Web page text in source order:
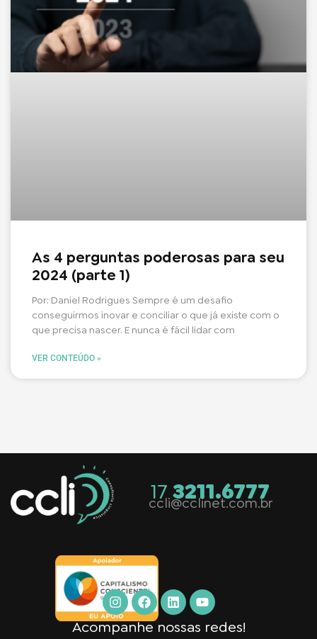
As 4 perguntas poderosas para seu
2024 (parte 1)
Por: Daniel Rodrigues Sempre é um desafio
conseguirmos inovar e conciliar o que já existe com o
que precisa nascer. E nunca é fácil lidar com
VER CONTEÚDO »
173211.6777
ccli@cclinet.com.br
Acompanhe nossas redes!